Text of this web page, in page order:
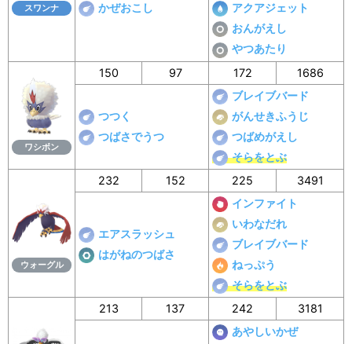
スワンナ
かぜおこし
アクアジェット
おんがえし
やつあたり
ワシボン
150 97 172 1686
つつく
つばさでうつ
ブレイブバード
がんせきふうじ
つばめがえし
そらをとぶ
ウォーグル
232 152 225 3491
エアスラッシュ
はがねのつばさ
インファイト
いわなだれ
ブレイブバード
ねっぷう
そらをとぶ
213 137 242 3181
あやしいかぜ